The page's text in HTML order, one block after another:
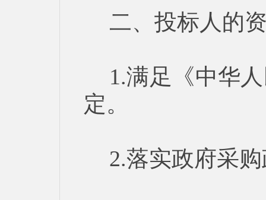
二、投标人的
1.满足《中华
定。
2.落实政府采